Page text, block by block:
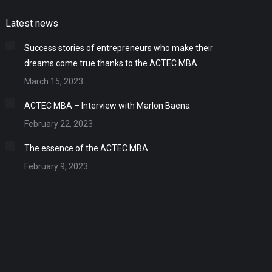
Latest news
Success stories of entrepreneurs who make their
dreams come true thanks to the ACTEC MBA
March 15, 2023
ACTEC MBA – Interview with Marlon Baena
February 22, 2023
The essence of the ACTEC MBA
February 9, 2023